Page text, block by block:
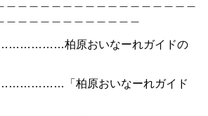
柏原おいなーれガイドの
「柏原おいなーれガイド